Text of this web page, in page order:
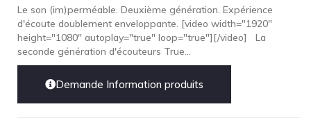
Le son (im)perméable. Deuxième génération. Expérience
d'écoute doublement enveloppante. [video width="1920"
height="1080" autoplay="true" loop="true"][/video] La
seconde génération d'écouteurs True...
Demande Information produits